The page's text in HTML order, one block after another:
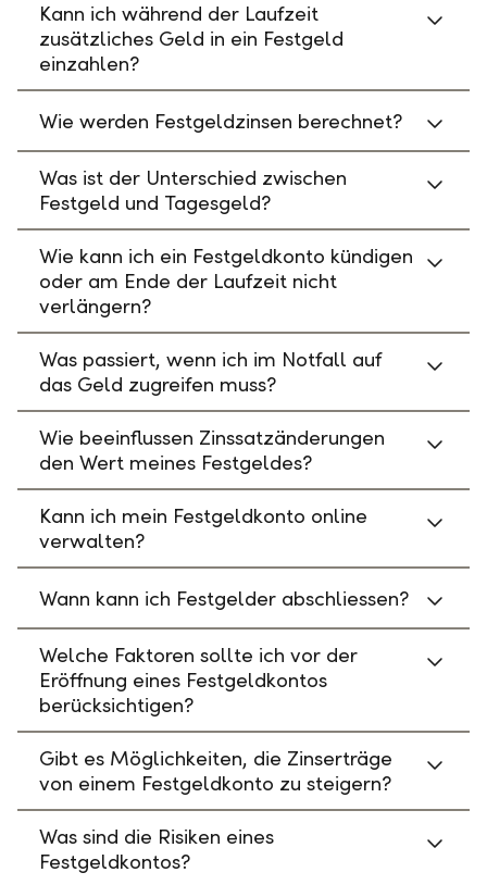
Kann ich während der Laufzeit
zusätzliches Geld in ein Festgeld
einzahlen?
Wie werden Festgeldzinsen berechnet?
Was ist der Unterschied zwischen
Festgeld und Tagesgeld?
Wie kann ich ein Festgeldkonto kündigen
oder am Ende der Laufzeit nicht
verlängern?
Was passiert, wenn ich im Notfall auf
das Geld zugreifen muss?
Wie beeinflussen Zinssatzänderungen
den Wert meines Festgeldes?
Kann ich mein Festgeldkonto online
verwalten?
Wann kann ich Festgelder abschliessen?
Welche Faktoren sollte ich vor der
Eröffnung eines Festgeldkontos
berücksichtigen?
Gibt es Möglichkeiten, die Zinserträge
von einem Festgeldkonto zu steigern?
Was sind die Risiken eines
Festgeldkontos?